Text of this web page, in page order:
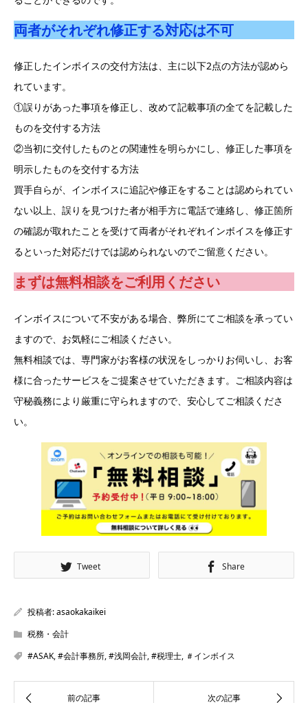
両者がそれぞれ修正する対応は不可
修正したインボイスの交付方法は、主に以下2点の方法が認めら
れています。
①誤りがあった事項を修正し、改めて記載事項の全てを記載した
ものを交付する方法
②当初に交付したものとの関連性を明らかにし、修正した事項を
明示したものを交付する方法
買手自らが、インボイスに追記や修正をすることは認められてい
ない以上、誤りを見つけた者が相手方に電話で連絡し、修正箇所
の確認が取れたことを受けて両者がそれぞれインボイスを修正す
るといった対応だけでは認められないのでご留意ください。
まずは無料相談をご利用ください
インボイスについて不安がある場合、弊所にてご相談を承ってい
ますので、お気軽にご相談ください。
無料相談では、専門家がお客様の状況をしっかりお伺いし、お客
様に合ったサービスをご提案させていただきます。ご相談内容は
守秘義務により厳重に守られますので、安心してご相談くださ
い。
Tweet Share
投稿者:asaokakaikei
税務・会計
#ASAK,#会計事務所,#浅岡会計,#税理士, ＃インボイス